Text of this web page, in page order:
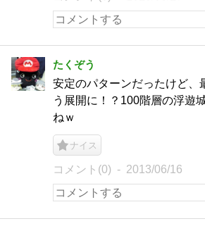
たくぞう
安定のパターンだったけど、
う展開に！？100階層の浮遊
ねｗ
ナイス
コメント(0) 2013/06/16